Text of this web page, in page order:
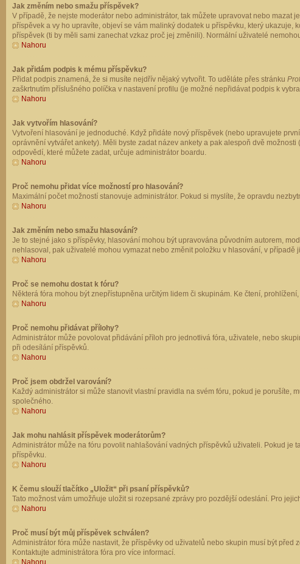
Jak změním nebo smažu příspěvek?
V případě, že nejste moderátor nebo administrátor, tak můžete upravovat nebo
příspěvek a vy ho upravíte, objeví se vám malinký dodatek u příspěvku, který
příspěvek (ti by měli sami zanechat vzkaz proč jej změnili). Normální uživatelé
Nahoru
Jak přidám podpis k mému příspěvku?
Přidat podpis znamená, že si musíte nejdřív nějaký vytvořit. To uděláte přes stránku
zaškrtnutím příslušného políčka v nastavení profilu (je možné nepřidávat podpis k
Nahoru
Jak vytvořím hlasování?
Vytvoření hlasování je jednoduché. Když přidáte nový příspěvek (nebo upravujete
oprávnění vytvářet ankety). Měli byste zadat název ankety a pak alespoň dvě
odpovědí, které můžete zadat, určuje administrátor boardu.
Nahoru
Proč nemohu přidat více možností pro hlasování?
Maximální počet možností stanovuje administrátor. Pokud si myslíte, že opravdu
Nahoru
Jak změním nebo smažu hlasování?
Je to stejné jako s příspěvky, hlasování mohou být upravována původním autorem,
nehlasoval, pak uživatelé mohou vymazat nebo změnit položku v hlasování, v
Nahoru
Proč se nemohu dostat k fóru?
Některá fóra mohou být znepřístupněna určitým lidem či skupinám. Ke čtení,
Nahoru
Proč nemohu přidávat přílohy?
Administrátor může povolovat přidávání příloh pro jednotlivá fóra, uživatele, nebo
při odesílání příspěvků.
Nahoru
Proč jsem obdržel varování?
Každý administrátor si může stanovit vlastní pravidla na svém fóru, pokud je
společného.
Nahoru
Jak mohu nahlásit příspěvek moderátorům?
Administrátor může na fóru povolit nahlašování vadných příspěvků uživateli. Pokud
příspěvku.
Nahoru
K čemu slouží tlačítko „Uložit“ při psaní příspěvků?
Tato možnost vám umožňuje uložit si rozepsané zprávy pro pozdější odeslání. Pro
Nahoru
Proč musí být můj příspěvek schválen?
Administrátor fóra může nastavit, že příspěvky od uživatelů nebo skupin musí být
Kontaktujte administrátora fóra pro více informací.
Nahoru